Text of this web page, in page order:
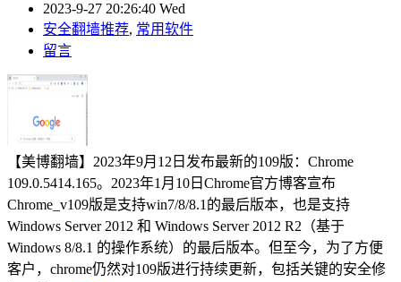
2023-9-27 20:26:40 Wed
安全翻墙推荐, 常用软件
留言
【美博翻墙】2023年9月12日发布最新的109版：Chrome
109.0.5414.165。2023年1月10日Chrome官方博客宣布
Chrome_v109版是支持win7/8/8.1的最后版本，也是支持
Windows Server 2012 和 Windows Server 2012 R2（基于
Windows 8/8.1 的操作系统）的最后版本。但至今，为了方便
客户，chrome仍然对109版进行持续更新，包括关键的安全修